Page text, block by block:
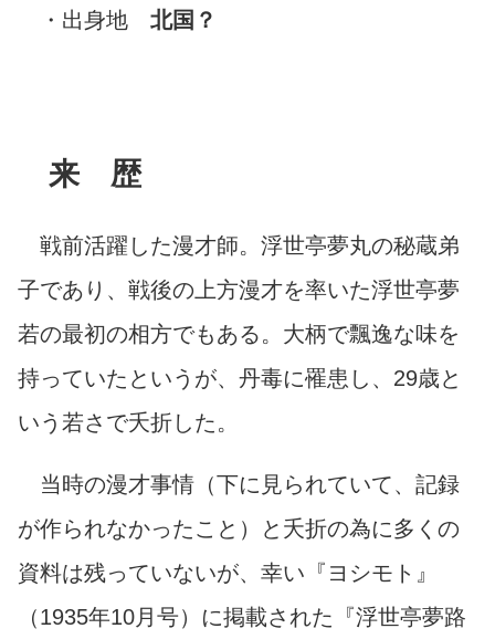
・出身地 北国？
来 歴
戦前活躍した漫才師。浮世亭夢丸の秘蔵弟
子であり、戦後の上方漫才を率いた浮世亭夢
若の最初の相方でもある。大柄で飄逸な味を
持っていたというが、丹毒に罹患し、29歳と
いう若さで夭折した。
当時の漫才事情（下に見られていて、記録
が作られなかったこと）と夭折の為に多くの
資料は残っていないが、幸い『ヨシモト』
（1935年10月号）に掲載された『浮世亭夢路